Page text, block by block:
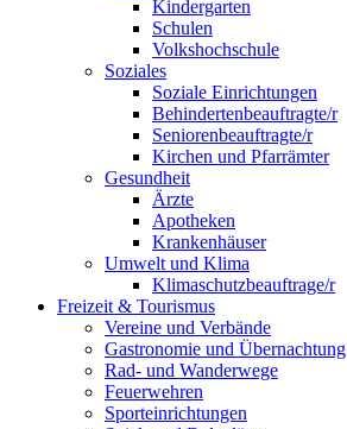
Kindergarten
Schulen
Volkshochschule
Soziales
Soziale Einrichtungen
Behindertenbeauftragte/r
Seniorenbeauftragte/r
Kirchen und Pfarrämter
Gesundheit
Ärzte
Apotheken
Krankenhäuser
Umwelt und Klima
Klimaschutzbeauftrage/r
Freizeit & Tourismus
Vereine und Verbände
Gastronomie und Übernachtung
Rad- und Wanderwege
Feuerwehren
Sporteinrichtungen